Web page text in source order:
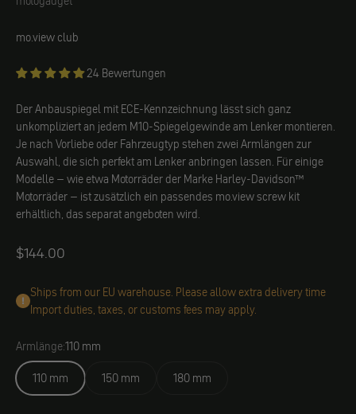
motogadget
mo.view club
24 Bewertungen
Der Anbauspiegel mit ECE-Kennzeichnung lässt sich ganz
unkompliziert an jedem M10-Spiegelgewinde am Lenker montieren.
Je nach Vorliebe oder Fahrzeugtyp stehen zwei Armlängen zur
Auswahl, die sich perfekt am Lenker anbringen lassen. Für einige
Modelle – wie etwa Motorräder der Marke Harley-Davidson™
Motorräder – ist zusätzlich ein passendes mo.view screw kit
erhältlich, das separat angeboten wird.
Angebot
$144.00
Ships from our EU warehouse. Please allow extra delivery time
Import duties, taxes, or customs fees may apply.
Armlänge:110 mm
110 mm
150 mm 180 mm